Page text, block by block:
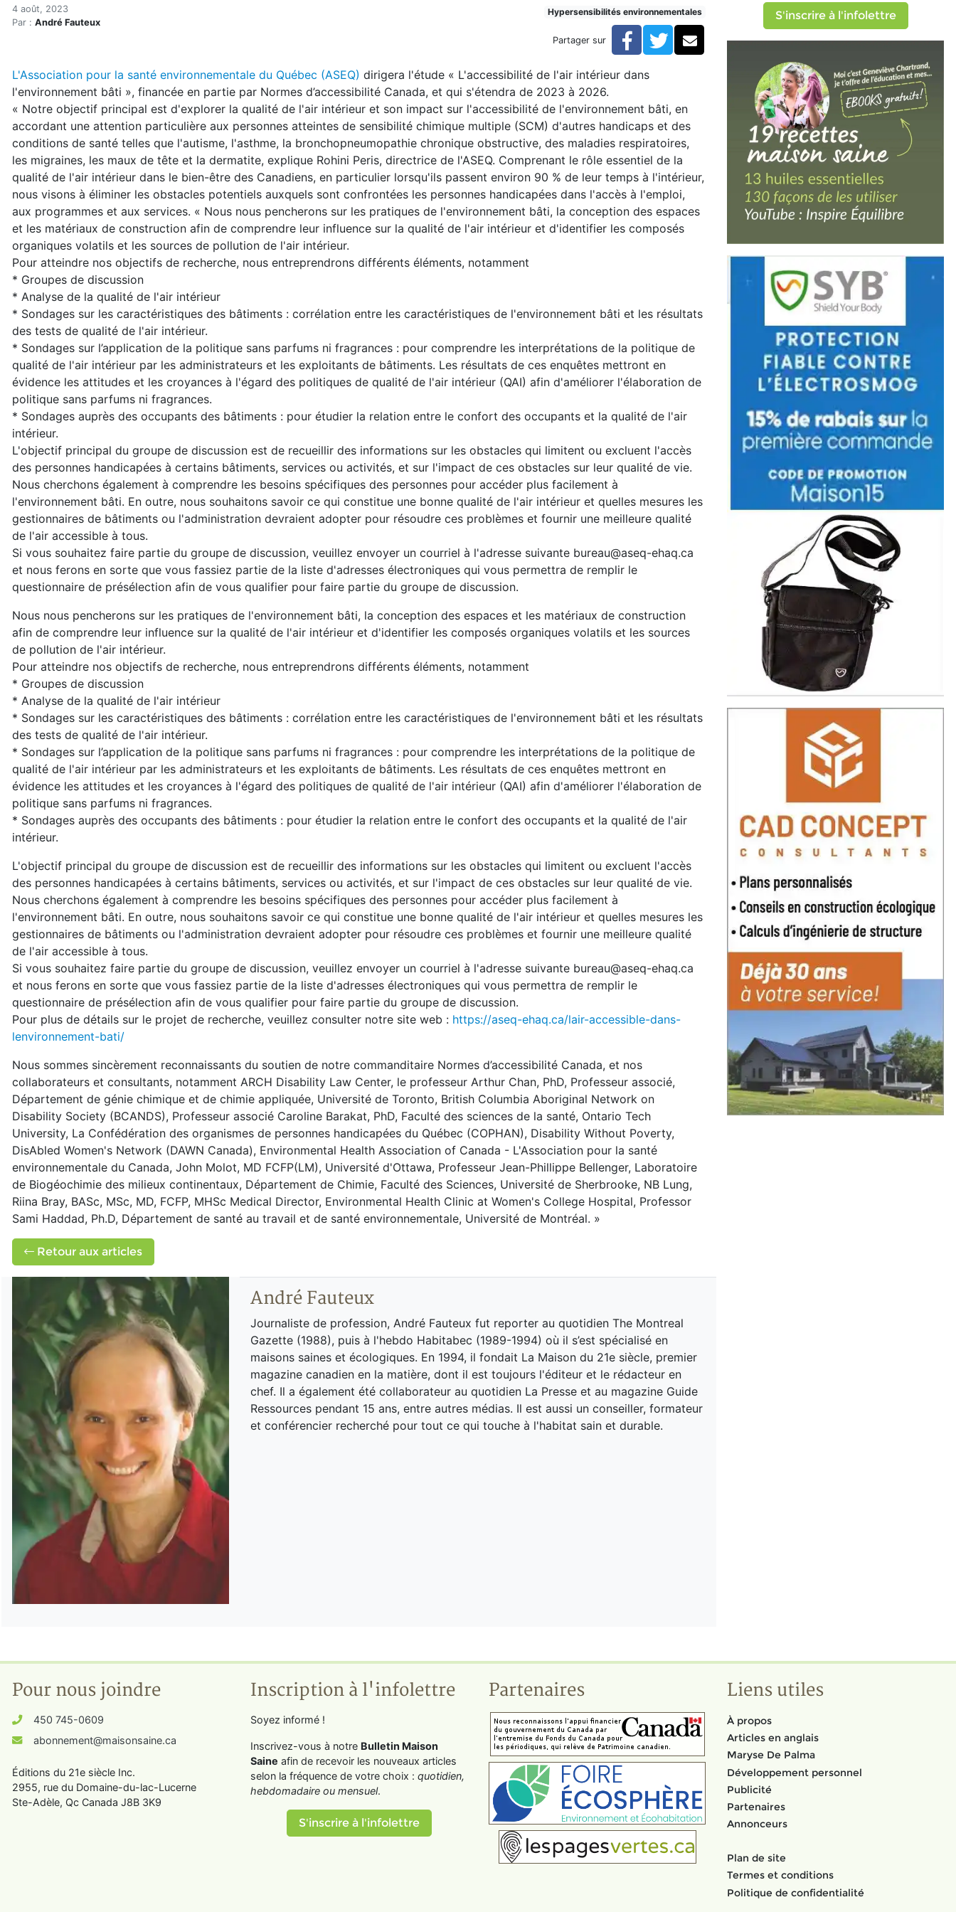
Accueil
Articles
Quand la pollution freine l'accessibilité aux bâtiments
4 août, 2023
Par : André Fauteux
Hypersensibilités environnementales
Partager sur Facebook
TwitterCourriel
L'Association pour la santé environnementale du Québec (ASEQ) dirigera l'étude « L'accessibilité de l'air intérieur dans
l'environnement bâti », financée en partie par Normes d’accessibilité Canada, et qui s'étendra de 2023 à 2026.
« Notre objectif principal est d'explorer la qualité de l'air intérieur et son impact sur l'accessibilité de l'environnement bâti, en
accordant une attention particulière aux personnes atteintes de sensibilité chimique multiple (SCM) d'autres handicaps et des
conditions de santé telles que l'autisme, l'asthme, la bronchopneumopathie chronique obstructive, des maladies respiratoires,
les migraines, les maux de tête et la dermatite, explique Rohini Peris, directrice de l'ASEQ. Comprenant le rôle essentiel de la
qualité de l'air intérieur dans le bien-être des Canadiens, en particulier lorsqu'ils passent environ 90 % de leur temps à l'intérieur,
nous visons à éliminer les obstacles potentiels auxquels sont confrontées les personnes handicapées dans l'accès à l'emploi,
aux programmes et aux services. « Nous nous pencherons sur les pratiques de l'environnement bâti, la conception des espaces
et les matériaux de construction afin de comprendre leur influence sur la qualité de l'air intérieur et d'identifier les composés
organiques volatils et les sources de pollution de l'air intérieur.
Pour atteindre nos objectifs de recherche, nous entreprendrons différents éléments, notamment
* Groupes de discussion
* Analyse de la qualité de l'air intérieur
* Sondages sur les caractéristiques des bâtiments : corrélation entre les caractéristiques de l'environnement bâti et les résultats
des tests de qualité de l'air intérieur.
* Sondages sur l’application de la politique sans parfums ni fragrances : pour comprendre les interprétations de la politique de
qualité de l'air intérieur par les administrateurs et les exploitants de bâtiments. Les résultats de ces enquêtes mettront en
évidence les attitudes et les croyances à l'égard des politiques de qualité de l'air intérieur (QAI) afin d'améliorer l'élaboration de
politique sans parfums ni fragrances.
* Sondages auprès des occupants des bâtiments : pour étudier la relation entre le confort des occupants et la qualité de l'air
intérieur.
L'objectif principal du groupe de discussion est de recueillir des informations sur les obstacles qui limitent ou excluent l'accès
des personnes handicapées à certains bâtiments, services ou activités, et sur l'impact de ces obstacles sur leur qualité de vie.
Nous cherchons également à comprendre les besoins spécifiques des personnes pour accéder plus facilement à
l'environnement bâti. En outre, nous souhaitons savoir ce qui constitue une bonne qualité de l'air intérieur et quelles mesures les
gestionnaires de bâtiments ou l'administration devraient adopter pour résoudre ces problèmes et fournir une meilleure qualité
de l'air accessible à tous.
Si vous souhaitez faire partie du groupe de discussion, veuillez envoyer un courriel à l'adresse suivante bureau@aseq-ehaq.ca
et nous ferons en sorte que vous fassiez partie de la liste d'adresses électroniques qui vous permettra de remplir le
questionnaire de présélection afin de vous qualifier pour faire partie du groupe de discussion.
Nous nous pencherons sur les pratiques de l'environnement bâti, la conception des espaces et les matériaux de construction
afin de comprendre leur influence sur la qualité de l'air intérieur et d'identifier les composés organiques volatils et les sources
de pollution de l'air intérieur.
Pour atteindre nos objectifs de recherche, nous entreprendrons différents éléments, notamment
* Groupes de discussion
* Analyse de la qualité de l'air intérieur
* Sondages sur les caractéristiques des bâtiments : corrélation entre les caractéristiques de l'environnement bâti et les résultats
des tests de qualité de l'air intérieur.
* Sondages sur l’application de la politique sans parfums ni fragrances : pour comprendre les interprétations de la politique de
qualité de l'air intérieur par les administrateurs et les exploitants de bâtiments. Les résultats de ces enquêtes mettront en
évidence les attitudes et les croyances à l'égard des politiques de qualité de l'air intérieur (QAI) afin d'améliorer l'élaboration de
politique sans parfums ni fragrances.
* Sondages auprès des occupants des bâtiments : pour étudier la relation entre le confort des occupants et la qualité de l'air
intérieur.
L'objectif principal du groupe de discussion est de recueillir des informations sur les obstacles qui limitent ou excluent l'accès
des personnes handicapées à certains bâtiments, services ou activités, et sur l'impact de ces obstacles sur leur qualité de vie.
Nous cherchons également à comprendre les besoins spécifiques des personnes pour accéder plus facilement à
l'environnement bâti. En outre, nous souhaitons savoir ce qui constitue une bonne qualité de l'air intérieur et quelles mesures les
gestionnaires de bâtiments ou l'administration devraient adopter pour résoudre ces problèmes et fournir une meilleure qualité
de l'air accessible à tous.
Si vous souhaitez faire partie du groupe de discussion, veuillez envoyer un courriel à l'adresse suivante bureau@aseq-ehaq.ca
et nous ferons en sorte que vous fassiez partie de la liste d'adresses électroniques qui vous permettra de remplir le
questionnaire de présélection afin de vous qualifier pour faire partie du groupe de discussion.
Pour plus de détails sur le projet de recherche, veuillez consulter notre site web : https://aseq-ehaq.ca/lair-accessible-dans-
lenvironnement-bati/
Nous sommes sincèrement reconnaissants du soutien de notre commanditaire Normes d’accessibilité Canada, et nos
collaborateurs et consultants, notamment ARCH Disability Law Center, le professeur Arthur Chan, PhD, Professeur associé,
Département de génie chimique et de chimie appliquée, Université de Toronto, British Columbia Aboriginal Network on
Disability Society (BCANDS), Professeur associé Caroline Barakat, PhD, Faculté des sciences de la santé, Ontario Tech
University, La Confédération des organismes de personnes handicapées du Québec (COPHAN), Disability Without Poverty,
DisAbled Women's Network (DAWN Canada), Environmental Health Association of Canada - L'Association pour la santé
environnementale du Canada, John Molot, MD FCFP(LM), Université d'Ottawa, Professeur Jean-Phillippe Bellenger, Laboratoire
de Biogéochimie des milieux continentaux, Département de Chimie, Faculté des Sciences, Université de Sherbrooke, NB Lung,
Riina Bray, BASc, MSc, MD, FCFP, MHSc Medical Director, Environmental Health Clinic at Women's College Hospital, Professor
Sami Haddad, Ph.D, Département de santé au travail et de santé environnementale, Université de Montréal. »
Retour aux articles
André Fauteux
Journaliste de profession, André Fauteux fut reporter au quotidien The Montreal
Gazette (1988), puis à l'hebdo Habitabec (1989-1994) où il s’est spécialisé en
maisons saines et écologiques. En 1994, il fondait La Maison du 21e siècle, premier
magazine canadien en la matière, dont il est toujours l'éditeur et le rédacteur en
chef. Il a également été collaborateur au quotidien La Presse et au magazine Guide
Ressources pendant 15 ans, entre autres médias. Il est aussi un conseiller, formateur
et conférencier recherché pour tout ce qui touche à l'habitat sain et durable.
S'inscrire à l'infolettre
Pour nous joindre
450 745-0609
abonnement@maisonsaine.ca
Éditions du 21e siècle Inc.
2955, rue du Domaine-du-lac-Lucerne
Ste-Adèle, Qc Canada J8B 3K9
Inscription à l'infolettre
Soyez informé !
Inscrivez-vous à notre Bulletin Maison
Saine afin de recevoir les nouveaux articles
selon la fréquence de votre choix : quotidien,
hebdomadaire ou mensuel.
S'inscrire à l'infolettre
Partenaires Liens utiles
À propos
Articles en anglais
Maryse De Palma
Développement personnel
Publicité
Partenaires
Annonceurs
Plan de site
Termes et conditions
Politique de confidentialité